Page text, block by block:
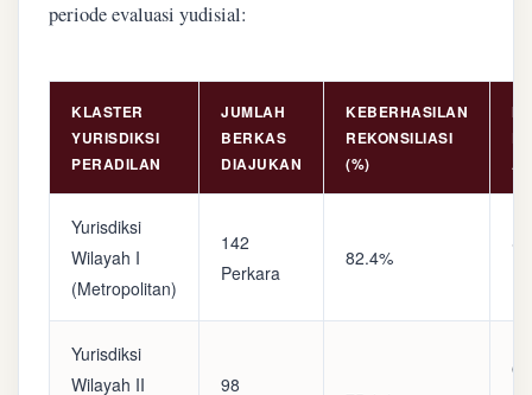
periode evaluasi yudisial:
KLASTER
YURISDIKSI
PERADILAN
JUMLAH
BERKAS
DIAJUKAN
KEBERHASILAN
REKONSILIASI
(%)
Yurisdiksi
Wilayah I
(Metropolitan)
142
Perkara
82.4%
Yurisdiksi
Wilayah II
98